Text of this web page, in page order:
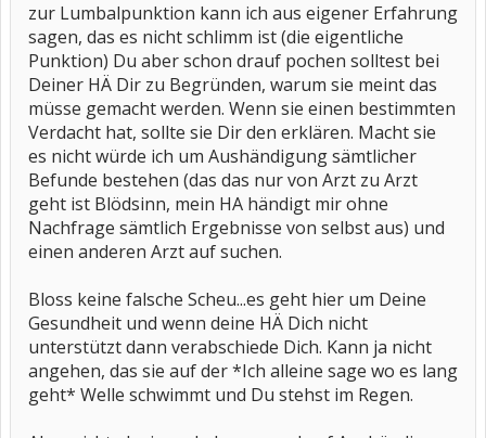
zur Lumbalpunktion kann ich aus eigener Erfahrung
sagen, das es nicht schlimm ist (die eigentliche
Punktion) Du aber schon drauf pochen solltest bei
Deiner HÄ Dir zu Begründen, warum sie meint das
müsse gemacht werden. Wenn sie einen bestimmten
Verdacht hat, sollte sie Dir den erklären. Macht sie
es nicht würde ich um Aushändigung sämtlicher
Befunde bestehen (das das nur von Arzt zu Arzt
geht ist Blödsinn, mein HA händigt mir ohne
Nachfrage sämtlich Ergebnisse von selbst aus) und
einen anderen Arzt auf suchen.
Bloss keine falsche Scheu...es geht hier um Deine
Gesundheit und wenn deine HÄ Dich nicht
unterstützt dann verabschiede Dich. Kann ja nicht
angehen, das sie auf der *Ich alleine sage wo es lang
geht* Welle schwimmt und Du stehst im Regen.